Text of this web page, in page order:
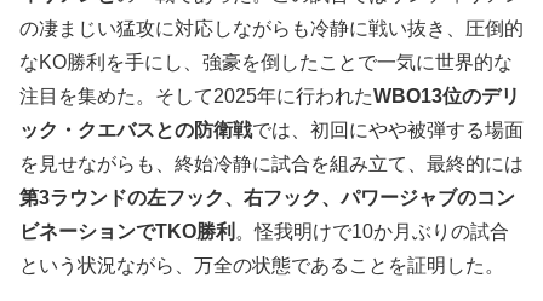
の凄まじい猛攻に対応しながらも冷静に戦い抜き、圧倒的
なKO勝利を手にし、強豪を倒したことで一気に世界的な
注目を集めた。そして2025年に行われたWBO13位のデリ
ック・クエバスとの防衛戦では、初回にやや被弾する場面
を見せながらも、終始冷静に試合を組み立て、最終的には
第3ラウンドの左フック、右フック、パワージャブのコン
ビネーションでTKO勝利 。怪我明けで10か月ぶりの試合
という状況ながら、万全の状態であることを証明した。